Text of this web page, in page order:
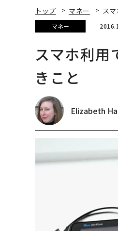
トップ マネー ス
マネー
スマホ利
きこと
Elizabeth